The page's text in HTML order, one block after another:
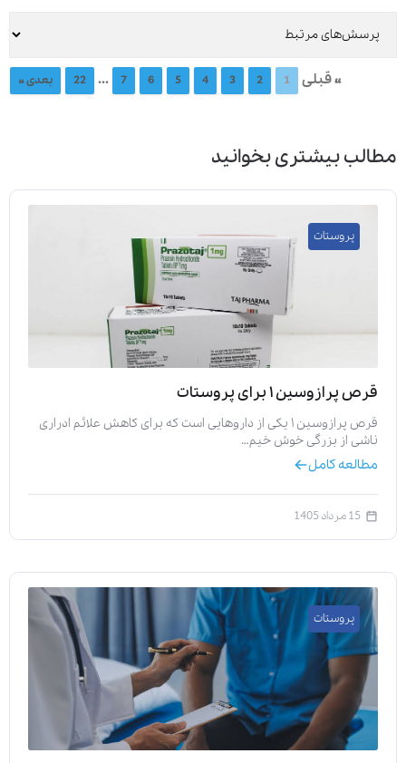
« قبلی 1
2
3
4
5
6
7
...
22 بعدی »
مطالب بیشتری بخوانید
پروستات
قرص پرازوسین ۱ برای پروستات
قرص پرازوسین ۱ یکی از داروهایی است که برای کاهش علائم ادراری
ناشی از بزرگی خوش خیم…
مطالعه کامل
15 مرداد 1405
پروستات